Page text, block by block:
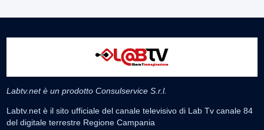
Labtv.net è un prodotto Consulservice S.r.l.
Labtv.net è il sito ufficiale del canale televisivo di Lab Tv canale 84
del digitale terrestre Regione Campania